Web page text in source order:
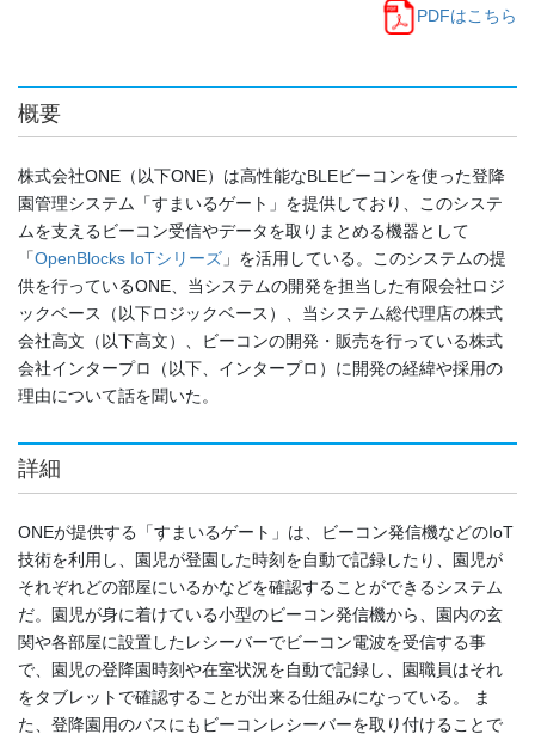
PDFはこちら
概要
株式会社ONE（以下ONE）は高性能なBLEビーコンを使った登降
園管理システム「すまいるゲート」を提供しており、このシステ
ムを支えるビーコン受信やデータを取りまとめる機器として
「OpenBlocks IoTシリーズ 」を活用している。このシステムの提
供を行っているONE、当システムの開発を担当した有限会社ロジ
ックベース（以下ロジックベース）、当システム総代理店の株式
会社高文（以下高文）、ビーコンの開発・販売を行っている株式
会社インタープロ（以下、インタープロ）に開発の経緯や採用の
理由について話を聞いた。
詳細
ONEが提供する「すまいるゲート」は、ビーコン発信機などのIoT
技術を利用し、園児が登園した時刻を自動で記録したり、園児が
それぞれどの部屋にいるかなどを確認することができるシステム
だ。園児が身に着けている小型のビーコン発信機から、園内の玄
関や各部屋に設置したレシーバーでビーコン電波を受信する事
で、園児の登降園時刻や在室状況を自動で記録し、園職員はそれ
をタブレットで確認することが出来る仕組みになっている。 ま
た、登降園用のバスにもビーコンレシーバーを取り付けることで